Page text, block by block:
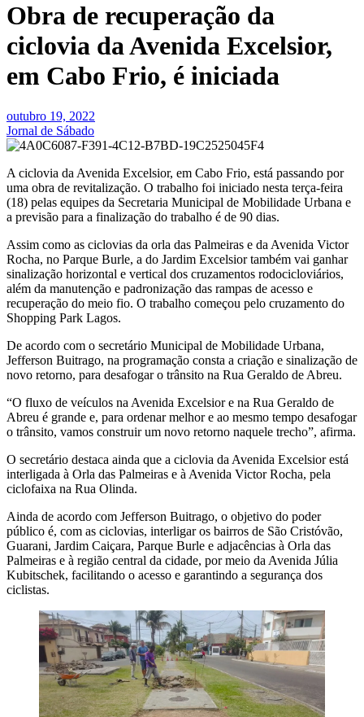
Obra de recuperação da
ciclovia da Avenida Excelsior,
em Cabo Frio, é iniciada
outubro 19, 2022
Jornal de Sábado
A ciclovia da Avenida Excelsior, em Cabo Frio, está passando por
uma obra de revitalização. O trabalho foi iniciado nesta terça-feira
(18) pelas equipes da Secretaria Municipal de Mobilidade Urbana e
a previsão para a finalização do trabalho é de 90 dias.
Assim como as ciclovias da orla das Palmeiras e da Avenida Victor
Rocha, no Parque Burle, a do Jardim Excelsior também vai ganhar
sinalização horizontal e vertical dos cruzamentos rodocicloviários,
além da manutenção e padronização das rampas de acesso e
recuperação do meio fio. O trabalho começou pelo cruzamento do
Shopping Park Lagos.
De acordo com o secretário Municipal de Mobilidade Urbana,
Jefferson Buitrago, na programação consta a criação e sinalização de
novo retorno, para desafogar o trânsito na Rua Geraldo de Abreu.
“O fluxo de veículos na Avenida Excelsior e na Rua Geraldo de
Abreu é grande e, para ordenar melhor e ao mesmo tempo desafogar
o trânsito, vamos construir um novo retorno naquele trecho”, afirma.
O secretário destaca ainda que a ciclovia da Avenida Excelsior está
interligada à Orla das Palmeiras e à Avenida Victor Rocha, pela
ciclofaixa na Rua Olinda.
Ainda de acordo com Jefferson Buitrago, o objetivo do poder
público é, com as ciclovias, interligar os bairros de São Cristóvão,
Guarani, Jardim Caiçara, Parque Burle e adjacências à Orla das
Palmeiras e à região central da cidade, por meio da Avenida Júlia
Kubitschek, facilitando o acesso e garantindo a segurança dos
ciclistas.